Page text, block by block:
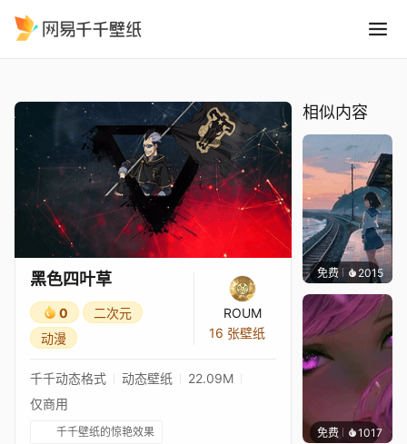
黑色四叶草
0
二次元
动漫
ROUM
16 张壁纸
千千动态格式 动态壁纸
22.09M
仅商用
千千壁纸的惊艳效果
相似内容
免费 2015辰东
免费 1017辰东